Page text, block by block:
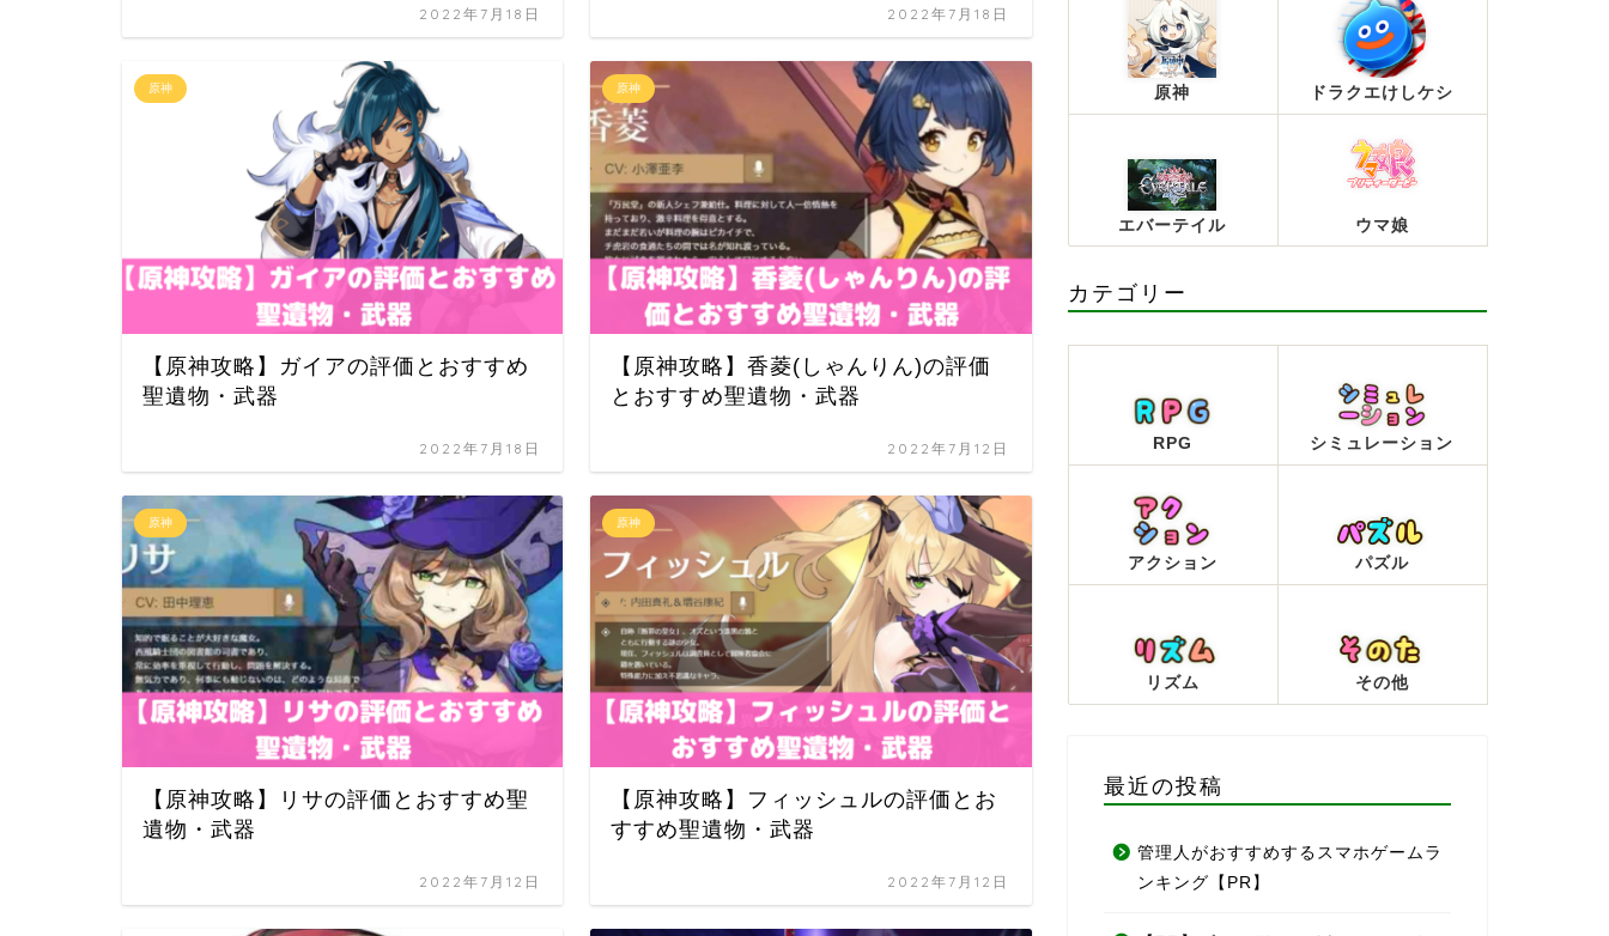
2022年7月18日 2022年7月18日
原神
【原神攻略】ガイアの評価とおすすめ
聖遺物・武器
2022年7月18日
原神
【原神攻略】香菱(しゃんりん)の評価
とおすすめ聖遺物・武器
2022年7月12日
原神
【原神攻略】リサの評価とおすすめ聖
遺物・武器
2022年7月12日
原神
【原神攻略】フィッシュルの評価とお
すすめ聖遺物・武器
2022年7月12日
原神 ドラクエけしケシ
エバーテイル ウマ娘
カテゴリー
RPG シミュレーション
アクション パズル
リズム その他
最近の投稿
管理人がおすすめするスマホゲームラ
ンキング【PR】